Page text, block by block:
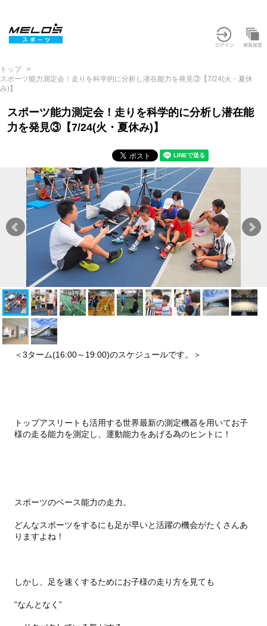
トップ
スポーツ能力測定会！走りを科学的に分析し潜在能力を発見③【7/24(火・夏休
み)】
スポーツ能力測定会！走りを科学的に分析し潜在能
力を発見③【7/24(火・夏休み)】
＜3ターム(16:00～19:00)のスケジュールです。＞
トップアスリートも活用する世界最新の測定機器を用いてお子
様の走る能力を測定し、運動能力をあげる為のヒントに！
スポーツのベース能力の走力。
どんなスポーツをするにも足が早いと活躍の機会がたくさんあ
りますよね！
しかし、足を速くするためにお子様の走り方を見ても
”なんとなく”